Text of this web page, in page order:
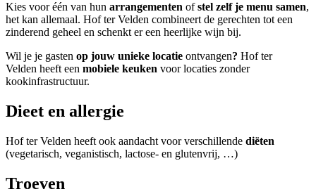
Kies voor één van hun arrangementen ofstel zelf je menu samen,
het kan allemaal. Hof ter Velden combineert de gerechten tot een
zinderend geheel en schenkt er een heerlijke wijn bij.
Wil je je gasten op jouw unieke locatie ontvangen? Hof ter
Velden heeft een mobiele keuken voor locaties zonder
kookinfrastructuur.
Dieet en allergie
Hof ter Velden heeft ook aandacht voor verschillende diëten
(vegetarisch, veganistisch, lactose- en glutenvrij, …)
Troeven